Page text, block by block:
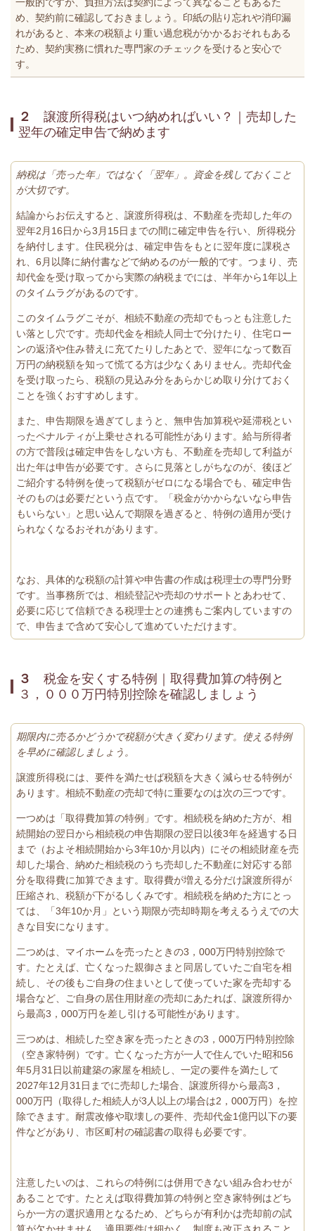
め、契約前に確認しておきましょう。印紙の貼り忘れや消印漏
れがあると、本来の税額より重い過怠税がかかるおそれもある
ため、契約実務に慣れた専門家のチェックを受けると安心で
す。
２ 譲渡所得税はいつ納めればいい？｜売却した
翌年の確定申告で納めます
納税は「売った年」ではなく「翌年」。資金を残しておくこと
が大切です。
結論からお伝えすると、譲渡所得税は、不動産を売却した年の
翌年2月16日から3月15日までの間に確定申告を行い、所得税分
を納付します。住民税分は、確定申告をもとに翌年度に課税さ
れ、6月以降に納付書などで納めるのが一般的です。つまり、売
却代金を受け取ってから実際の納税までには、半年から1年以上
のタイムラグがあるのです。
このタイムラグこそが、相続不動産の売却でもっとも注意した
い落とし穴です。売却代金を相続人同士で分けたり、住宅ロー
ンの返済や住み替えに充てたりしたあとで、翌年になって数百
万円の納税額を知って慌てる方は少なくありません。売却代金
を受け取ったら、税額の見込み分をあらかじめ取り分けておく
ことを強くおすすめします。
また、申告期限を過ぎてしまうと、無申告加算税や延滞税とい
ったペナルティが上乗せされる可能性があります。給与所得者
の方で普段は確定申告をしない方も、不動産を売却して利益が
出た年は申告が必要です。さらに見落としがちなのが、後ほど
ご紹介する特例を使って税額がゼロになる場合でも、確定申告
そのものは必要だという点です。「税金がかからないなら申告
もいらない」と思い込んで期限を過ぎると、特例の適用が受け
られなくなるおそれがあります。
なお、具体的な税額の計算や申告書の作成は税理士の専門分野
です。当事務所では、相続登記や売却のサポートとあわせて、
必要に応じて信頼できる税理士との連携もご案内していますの
で、申告まで含めて安心して進めていただけます。
３ 税金を安くする特例｜取得費加算の特例と
３，０００万円特別控除を確認しましょう
期限内に売るかどうかで税額が大きく変わります。使える特例
を早めに確認しましょう。
譲渡所得税には、要件を満たせば税額を大きく減らせる特例が
あります。相続不動産の売却で特に重要なのは次の三つです。
一つめは「取得費加算の特例」です。相続税を納めた方が、相
続開始の翌日から相続税の申告期限の翌日以後3年を経過する日
まで（およそ相続開始から3年10か月以内）にその相続財産を売
却した場合、納めた相続税のうち売却した不動産に対応する部
分を取得費に加算できます。取得費が増える分だけ譲渡所得が
圧縮され、税額が下がるしくみです。相続税を納めた方にとっ
ては、「3年10か月」という期限が売却時期を考えるうえでの大
きな目安になります。
二つめは、マイホームを売ったときの3，000万円特別控除で
す。たとえば、亡くなった親御さまと同居していたご自宅を相
続し、その後もご自身の住まいとして使っていた家を売却する
場合など、ご自身の居住用財産の売却にあたれば、譲渡所得か
ら最高3，000万円を差し引ける可能性があります。
三つめは、相続した空き家を売ったときの3，000万円特別控除
（空き家特例）です。亡くなった方が一人で住んでいた昭和56
年5月31日以前建築の家屋を相続し、一定の要件を満たして
2027年12月31日までに売却した場合、譲渡所得から最高3，
000万円（取得した相続人が3人以上の場合は2，000万円）を控
除できます。耐震改修や取壊しの要件、売却代金1億円以下の要
件などがあり、市区町村の確認書の取得も必要です。
注意したいのは、これらの特例には併用できない組み合わせが
あることです。たとえば取得費加算の特例と空き家特例はどち
らか一方の選択適用となるため、どちらが有利かは売却前の試
算が欠かせません。適用要件は細かく、制度も改正されること